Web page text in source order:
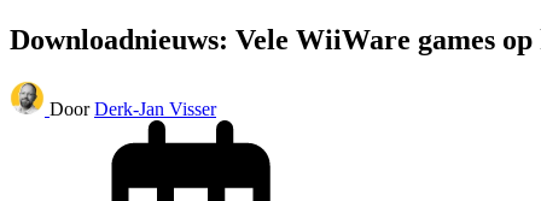
Downloadnieuws: Vele WiiWare games op
Door Derk-Jan Visser